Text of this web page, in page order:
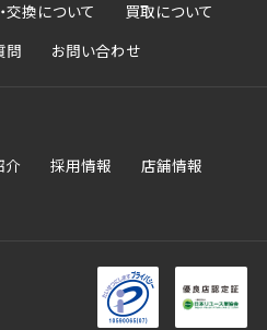
交換について 買取について
問 お問い合わせ
介 採用情報 店舗情報